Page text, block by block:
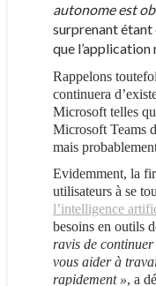
autonome est
surprenant étant
que l’application
Rappelons
continuera
Microsoft telles
Microsoft Teams
mais
Evidemment, la
utilisateurs à se
l’intelligence
besoins en outils
ravis de
vous aider à
rapidement », a